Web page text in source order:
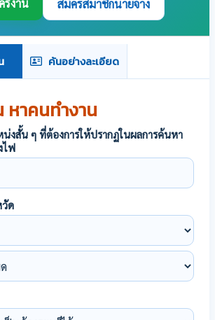
รงาน สมัครสมาชิกนายจ้าง
ค้นอย่างละเอียด
หาคนทำงาน
งสั้น ๆ ที่ต้องการให้ปรากฏในผลการค้นหา
ไฟ
ด